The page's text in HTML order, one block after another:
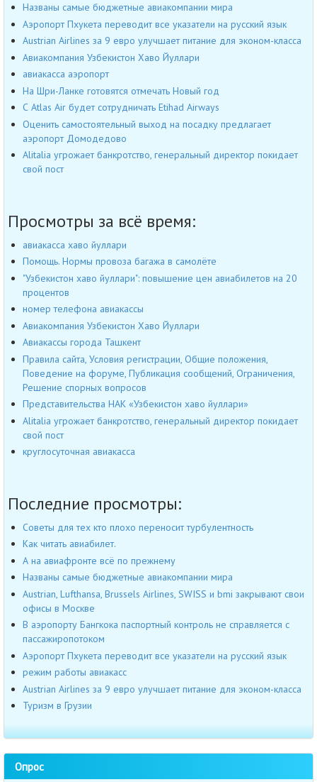
Названы самые бюджетные авиакомпании мира
Аэропорт Пхукета переводит все указатели на русский язык
Austrian Airlines за 9 евро улучшает питание для эконом-класса
Авиакомпания Узбекистон Хаво Йуллари
авиакасса аэропорт
На Шри-Ланке готовятся отмечать Новый год
С Atlas Air будет сотрудничать Etihad Airways
Оценить самостоятельный выход на посадку предлагает
аэропорт Домодедово
Alitalia угрожает банкротство, генеральный директор покидает
свой пост
Просмотры за всё время:
авиакасса хаво йуллари
Помощь. Нормы провоза багажа в самолёте
"Узбекистон хаво йуллари": повышение цен авиабилетов на 20
процентов
номер телефона авиакассы
Авиакомпания Узбекистон Хаво Йуллари
Авиакассы города Ташкент
Правила сайта, Условия регистрации, Общие положения,
Поведение на форуме, Публикация сообщений, Ограничения,
Решение спорных вопросов
Представительства НАК «Узбекистон хаво йуллари»
Alitalia угрожает банкротство, генеральный директор покидает
свой пост
круглосуточная авиакасса
Последние просмотры:
Советы для тех кто плохо переносит турбулентность
Как читать авиабилет.
А на авиафронте всё по прежнему
Названы самые бюджетные авиакомпании мира
Austrian, Lufthansa, Brussels Airlines, SWISS и bmi закрывают свои
офисы в Москве
В аэропорту Бангкока паспортный контроль не справляется с
пассажиропотоком
Аэропорт Пхукета переводит все указатели на русский язык
режим работы авиакасс
Austrian Airlines за 9 евро улучшает питание для эконом-класса
Туризм в Грузии
Опрос